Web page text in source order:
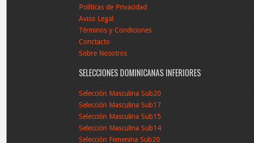
Políticas de Privacidad
Aviso Legal
Términos y Condiciones
Conctacto
Sobre Nosotros
SELECCIONES DOMINICANAS INFERIORES
Selección Masculina Sub20
Selección Masculina Sub17
Selección Masculina Sub15
Selección Masculina Sub14
Selección Femenina Sub20